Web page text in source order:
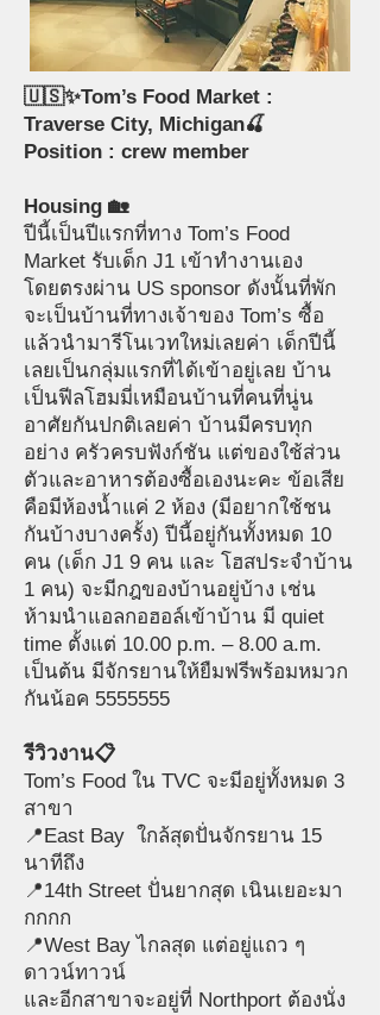
🇺🇸✨Tom’s Food Market :
Traverse City, Michigan🍒
Position : crew member
Housing 🏡
ปีนี้เป็นปีแรกที่ทาง Tom’s Food
Market รับเด็ก J1 เข้าทำงานเอง
โดยตรงผ่าน US sponsor ดังนั้นที่พัก
จะเป็นบ้านที่ทางเจ้าของ Tom’s ซื้อ
แล้วนำมารีโนเวทใหม่เลยค่า เด็กปีนี้
เลยเป็นกลุ่มแรกที่ได้เข้าอยู่เลย บ้าน
เป็นฟีลโฮมมี่เหมือนบ้านที่คนที่นู่น
อาศัยกันปกติเลยค่า บ้านมีครบทุก
อย่าง ครัวครบฟังก์ชัน แต่ของใช้ส่วน
ตัวและอาหารต้องซื้อเองนะคะ ข้อเสีย
คือมีห้องน้ำแค่ 2 ห้อง (มีอยากใช้ชน
กันบ้างบางครั้ง) ปีนี้อยู่กันทั้งหมด 10
คน (เด็ก J1 9 คน และ โฮสประจำบ้าน
1 คน) จะมีกฎของบ้านอยู่บ้าง เช่น
ห้ามนำแอลกอฮอล์เข้าบ้าน มี quiet
time ตั้งแต่ 10.00 p.m. – 8.00 a.m.
เป็นต้น มีจักรยานให้ยืมฟรีพร้อมหมวก
กันน้อค 5555555
รีวิวงาน📋
Tom’s Food ใน TVC จะมีอยู่ทั้งหมด 3
สาขา
📍East Bay ใกล้สุดปั่นจักรยาน 15
นาทีถึง
📍14th Street ปั่นยากสุด เนินเยอะมา
กกกก
📍West Bay ไกลสุด แต่อยู่แถว ๆ
ดาวน์ทาวน์
และอีกสาขาจะอยู่ที่ Northport ต้องนั่ง